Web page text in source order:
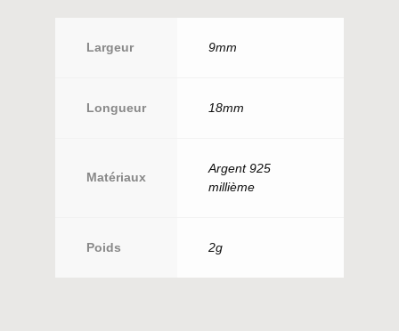
Largeur 9mm
Longueur 18mm
Matériaux
Argent 925
millième
Poids 2g